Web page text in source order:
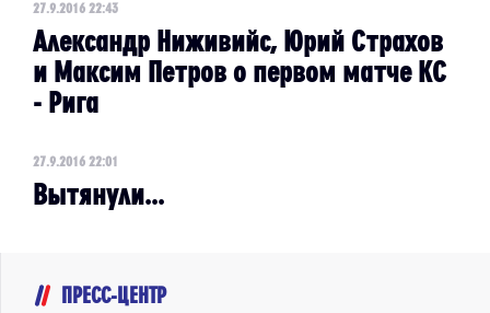
27.9.2016 22:43
Александр Ниживийс, Юрий Страхов
и Максим Петров о первом матче КС
- Рига
27.9.2016 22:01
Вытянули...
ПРЕСС-ЦЕНТР